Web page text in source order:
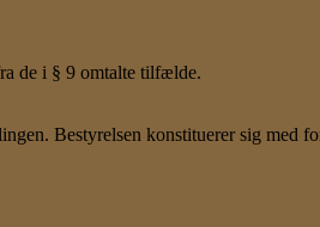
de i § 9 omtalte tilfælde.
Bestyrelsen konstituerer sig med